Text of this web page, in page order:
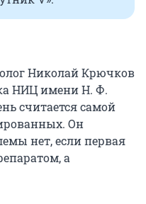
Николай Крючков
НИЦ имени Н. Ф.
считается самой
Он
нет, если первая
а